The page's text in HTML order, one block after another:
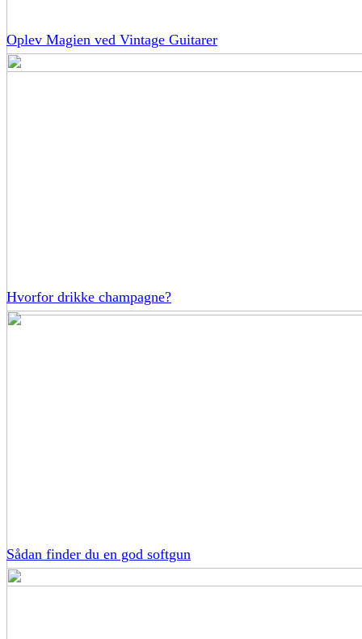
Oplev Magien ved Vintage Guitarer
Hvorfor drikke champagne?
Sådan finder du en god softgun